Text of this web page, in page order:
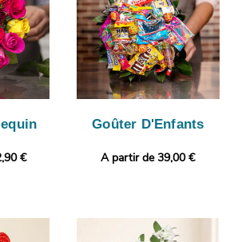
€
Goûter D'Enfants
A partir de 39,00 €